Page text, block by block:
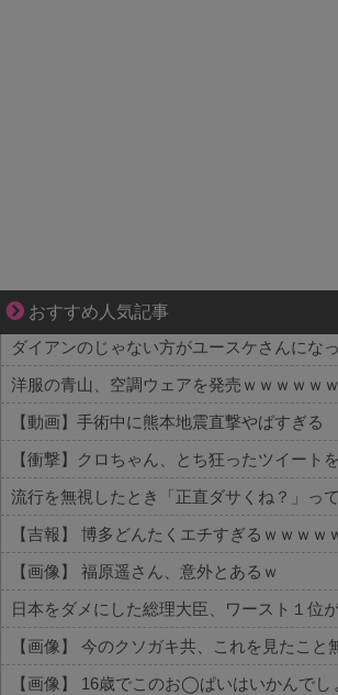
おすすめ人気記事
“変われない私”が動き出す瞬間に出会う
洋服の青山、空調ウェアを発売ｗｗｗｗｗｗ
【動画】手術中に熊本地震直撃やばすぎる
【画像】 福原遥さん、意外とあるｗ